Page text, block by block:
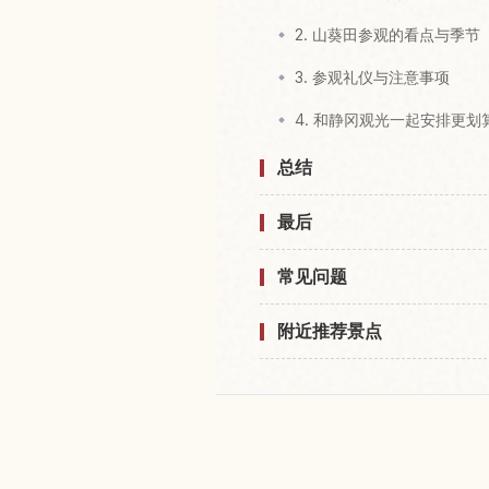
2. 山葵田参观的看点与季节
3. 参观礼仪与注意事项
4. 和静冈观光一起安排更划
总结
最后
常见问题
附近推荐景点